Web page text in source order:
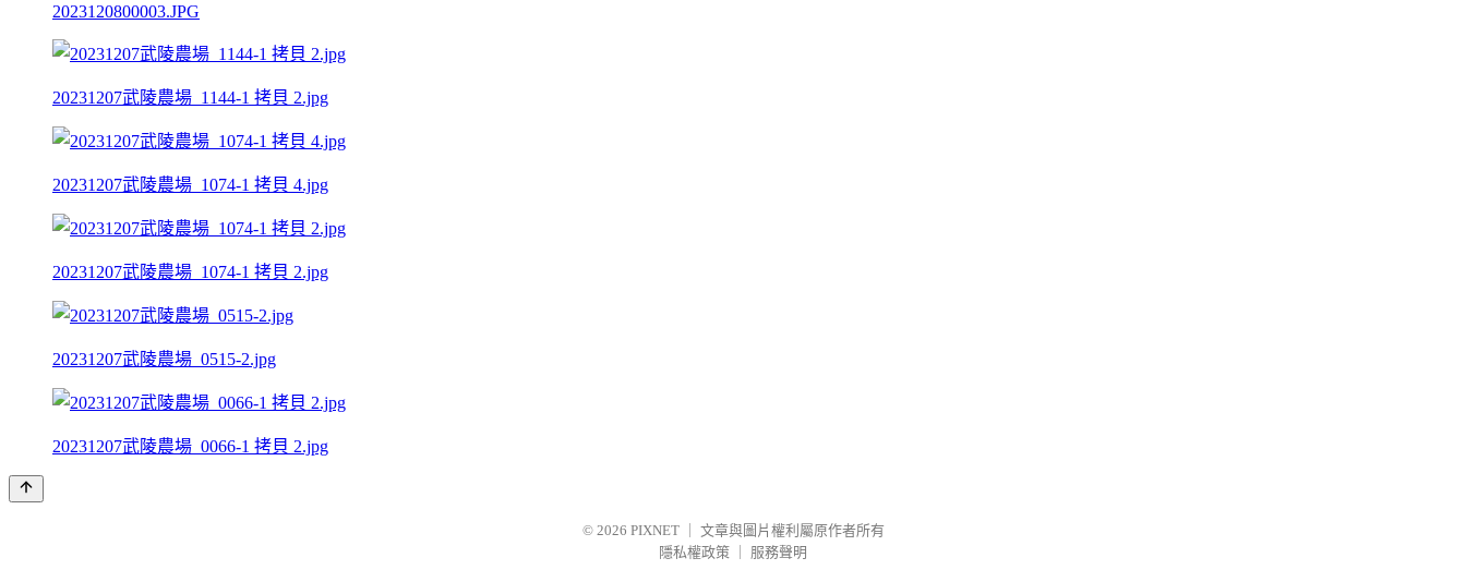
2023120800003.JPG
20231207武陵農場_1144-1 拷貝 2.jpg
20231207武陵農場_1074-1 拷貝 4.jpg
20231207武陵農場_1074-1 拷貝 2.jpg
20231207武陵農場_0515-2.jpg
20231207武陵農場_0066-1 拷貝 2.jpg
© 2026 PIXNET
文章與圖片權利屬原作者所有
隱私權政策
服務聲明